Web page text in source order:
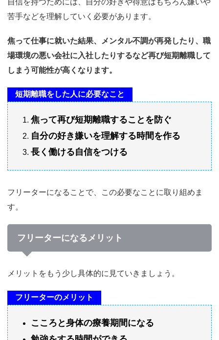
自信を持つためには、自分の好きや得意はもちろん嫌いや
苦手などを理解していく必要があります。
焦って仕事に就いた結果、メンタル不調が再発したり、職
場環境の悪い会社に入社したりするなど再び短期離職して
しまう可能性が高くなります。
短期離職をした人に必要なこと
焦って再び短期離職することを防ぐ
自分の好き嫌いを理解する時間を作る
長く働ける自信をつける
フリーターになることで、この必要なことに取り組めま
す。
フリーターになるメリット
メリットをもう少し具体的に見ていきましょう。
フリーターのメリット
こころと身体の療養期間になる